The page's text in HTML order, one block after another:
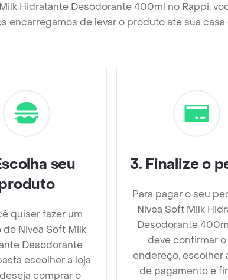
Hidratante Desodorante 400ml no Rappi,
encarregamos de levar o produto até sua
seu
quiser fazer um
Nivea Soft Milk
Desodorante
escolher a loja
comprar o
3. Finalize o
Para pagar o seu
Nivea Soft Milk
Desodorante
deve confirmar o
endereço, escolher
de pagamento e